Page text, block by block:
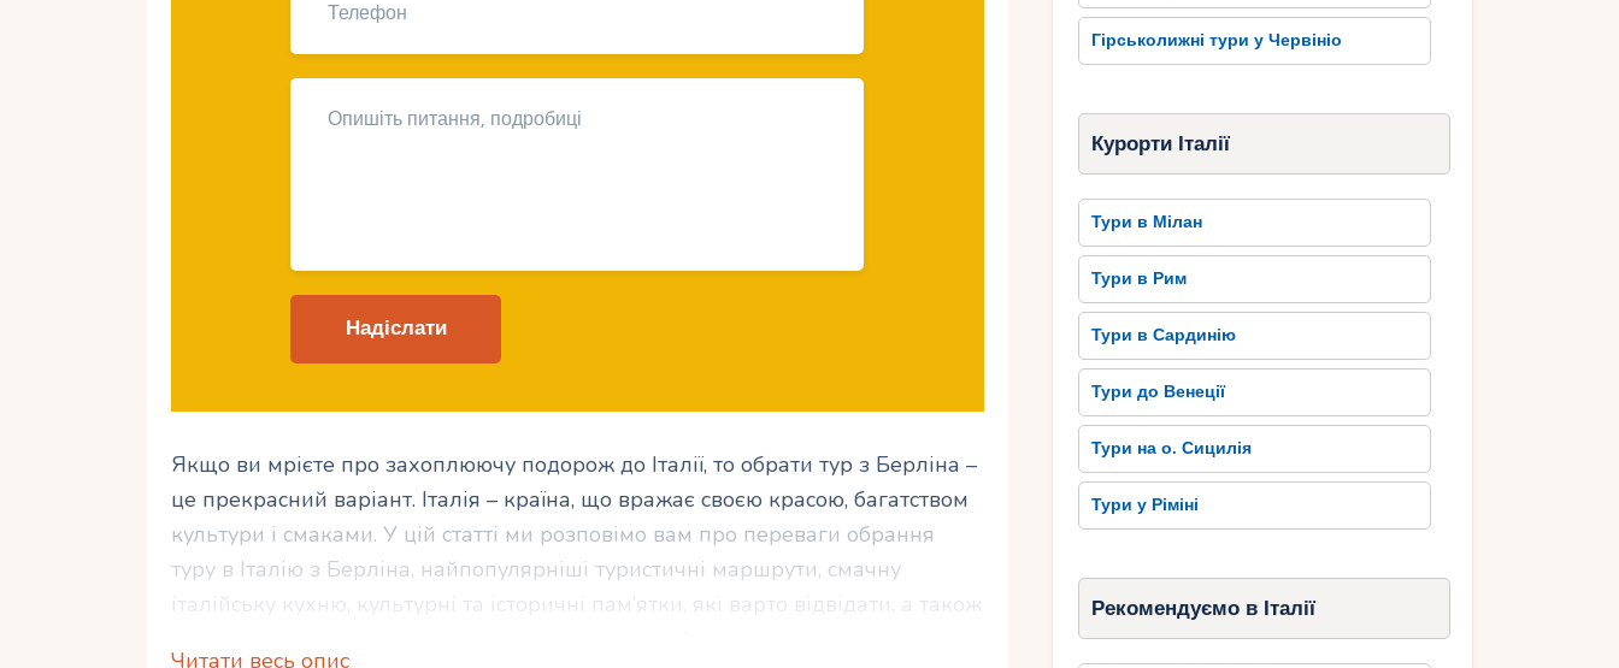
Якщо ви мрієте про захоплюючу подорож до Італії, то обрати тур з Берліна –
це прекрасний варіант. Італія – країна, що вражає своєю красою, багатством
культури і смаками. У цій статті ми розповімо вам про переваги обрання
туру в Італію з Берліна, найпопулярніші туристичні маршрути, смачну
італійську кухню, культурні та історичні пам’ятки, які варто відвідати, а також
Читати весь опис
Гірськолижні тури у Червініо
Курорти Італії
Тури в Мілан
Тури в Рим
Тури в Сардинію
Тури до Венеції
Тури на о. Сицилія
Тури у Ріміні
Рекомендуємо в Італії